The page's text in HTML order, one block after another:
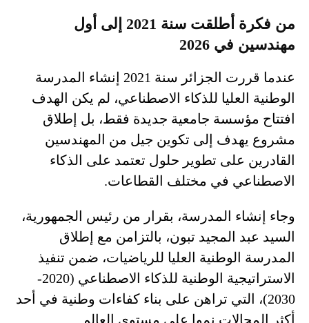
من فكرة أطلقت سنة 2021 إلى أول
مهندسين في 2026
عندما قررت الجزائر سنة 2021 إنشاء المدرسة
الوطنية العليا للذكاء الاصطناعي، لم يكن الهدف
افتتاح مؤسسة جامعية جديدة فقط، بل إطلاق
مشروع يهدف إلى تكوين جيل من المهندسين
القادرين على تطوير حلول تعتمد على الذكاء
الاصطناعي في مختلف القطاعات.
وجاء إنشاء المدرسة، بقرار من رئيس الجمهورية،
السيد عبد المجيد تبون، بالتزامن مع إطلاق
المدرسة الوطنية العليا للرياضيات، ضمن تنفيذ
الاستراتيجية الوطنية للذكاء الاصطناعي (2020-
2030)، التي تراهن على بناء كفاءات وطنية في أحد
أكثر المجالات نموا على مستوى العالم.